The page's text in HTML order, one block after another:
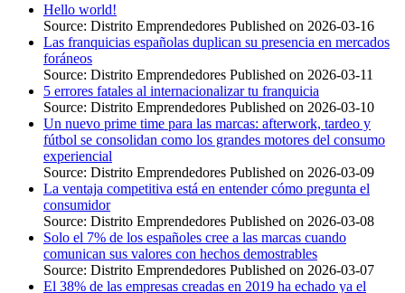
Hello world!
Source: Distrito Emprendedores Published on 2026-03-16
Las franquicias españolas duplican su presencia en mercados
foráneos
Source: Distrito Emprendedores Published on 2026-03-11
5 errores fatales al internacionalizar tu franquicia
Source: Distrito Emprendedores Published on 2026-03-10
Un nuevo prime time para las marcas: afterwork, tardeo y
fútbol se consolidan como los grandes motores del consumo
experiencial
Source: Distrito Emprendedores Published on 2026-03-09
La ventaja competitiva está en entender cómo pregunta el
consumidor
Source: Distrito Emprendedores Published on 2026-03-08
Solo el 7% de los españoles cree a las marcas cuando
comunican sus valores con hechos demostrables
Source: Distrito Emprendedores Published on 2026-03-07
El 38% de las empresas creadas en 2019 ha echado ya el